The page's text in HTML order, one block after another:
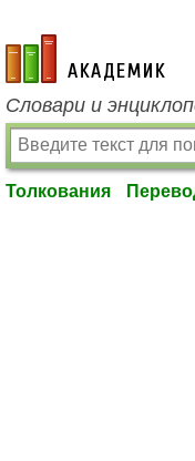
academic.ru
Словари и
Толкования